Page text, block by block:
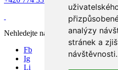
analýzy
stránek a
návštěvnosti.
Nehledejte nás, sledujte nás
Fb
Ig
Li